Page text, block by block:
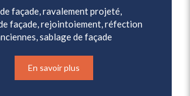
façade, ravalement projeté,
façade, rejointoiement, réfection
sablage de façade
En savoir plus